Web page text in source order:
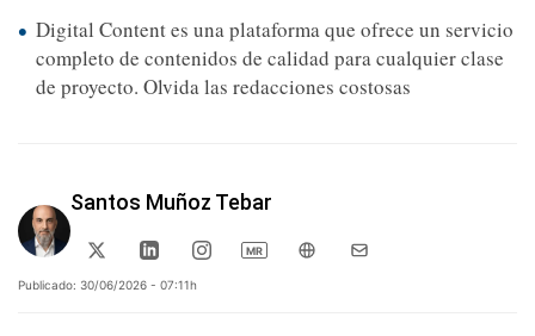
Digital Content es una plataforma que ofrece un servicio
completo de contenidos de calidad para cualquier clase
de proyecto. Olvida las redacciones costosas
Santos Muñoz Tebar
MR
Publicado: 30/06/2026 - 07:11h